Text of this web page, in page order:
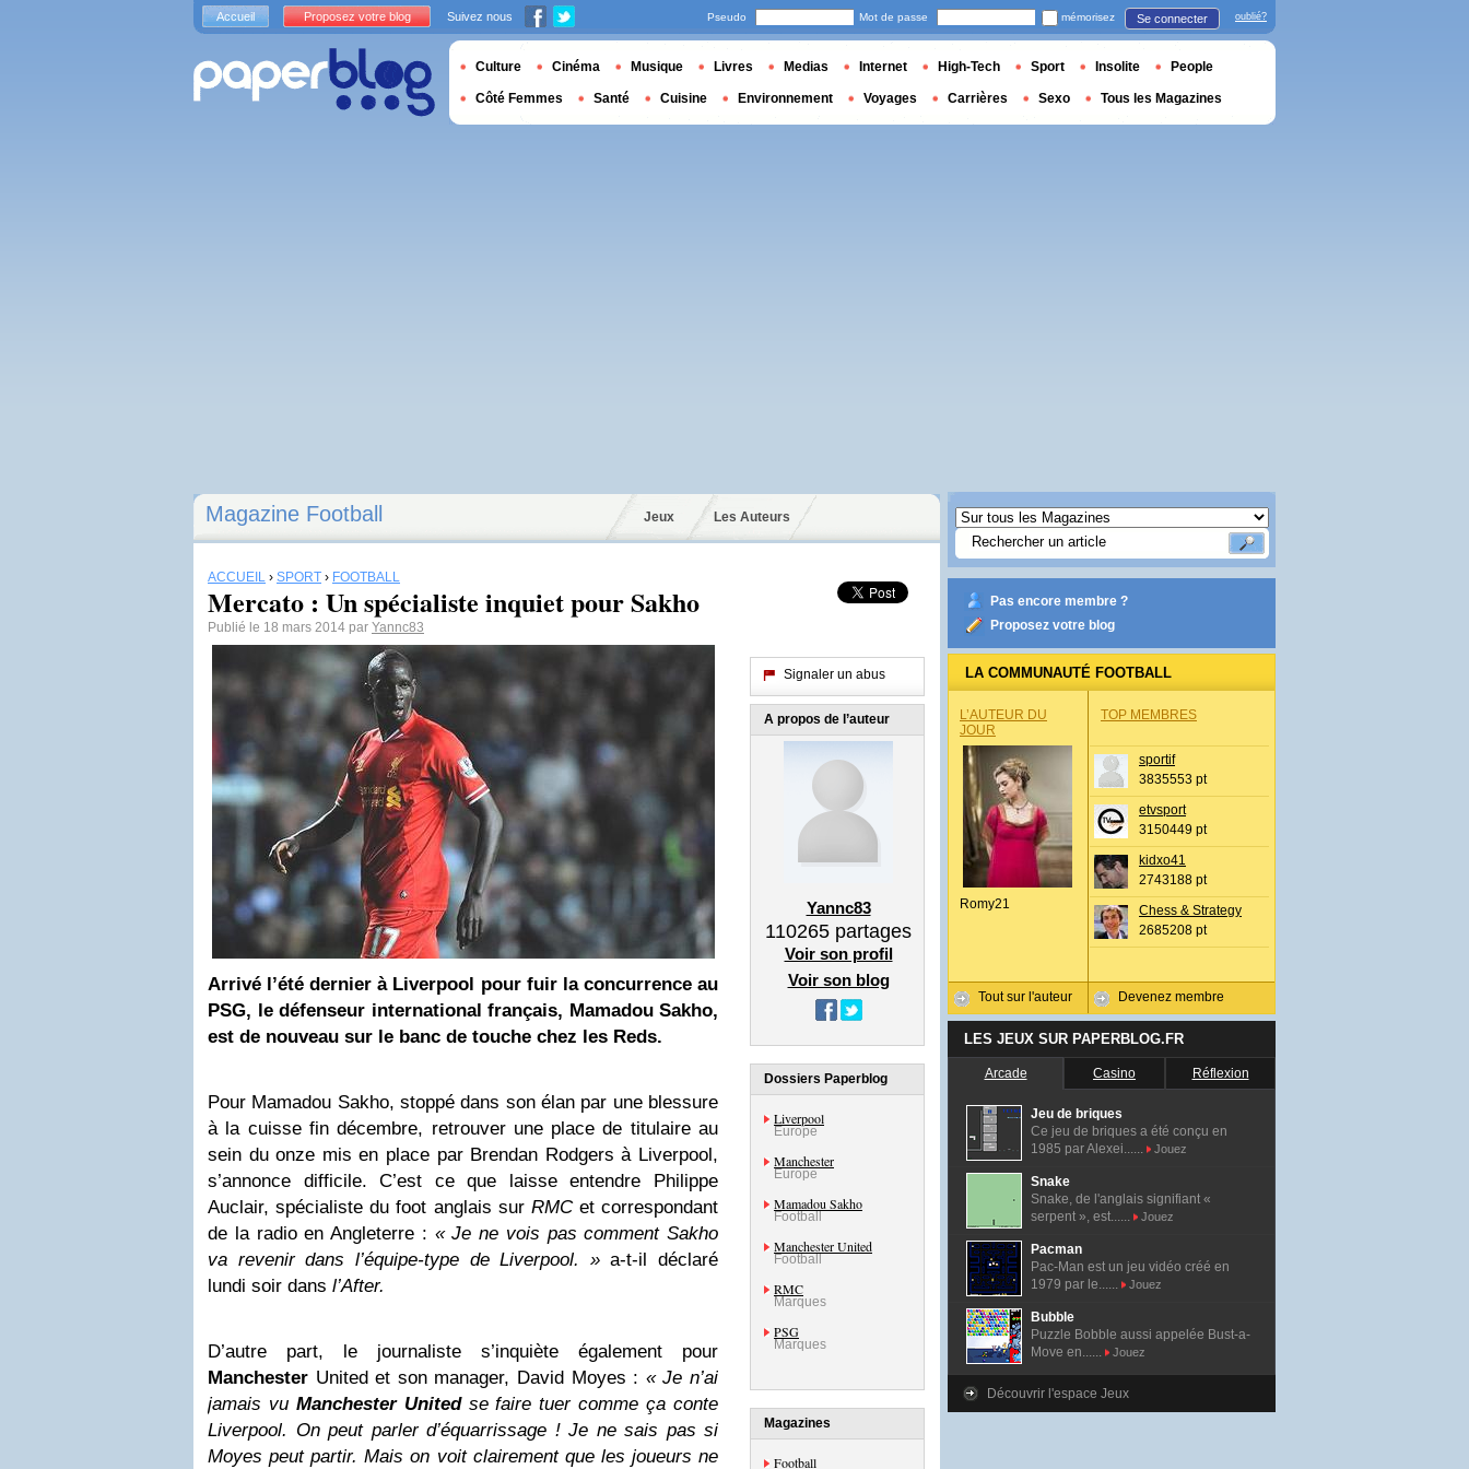
Magazine Football Jeux Les Auteurs
ACCUEIL › SPORT › FOOTBALL
Mercato : Un spécialiste inquiet pour Sakho
Publié le 18 mars 2014 par Yannc83
Arrivé l’été dernier à Liverpool pour fuir la concurrence au
PSG, le défenseur international français, Mamadou Sakho,
est de nouveau sur le banc de touche chez les Reds.
Pour Mamadou Sakho, stoppé dans son élan par une blessure
à la cuisse fin décembre, retrouver une place de titulaire au
sein du onze mis en place par Brendan Rodgers à Liverpool,
s’annonce difficile. C’est ce que laisse entendre Philippe
Auclair, spécialiste du foot anglais sur RMCet correspondant
de la radio en Angleterre : « Je ne vois pas comment Sakho
va revenir dans l’équipe-type de Liverpool. »a-t-il déclaré
lundi soir dans l’After.
D’autre part, le journaliste s’inquiète également pour
Manchester United et son manager, David Moyes : « Je n’ai
jamais vu Manchester Unitedse faire tuer comme ça conte
Liverpool. On peut parler d’équarrissage ! Je ne sais pas si
Moyes peut partir. Mais on voit clairement que les joueurs ne
Signaler un abus
A propos de l’auteur
Yannc83
110265 partages
Voir son profil
Voir son blog
Dossiers Paperblog
Liverpool
Europe
Manchester
Europe
Mamadou Sakho
Football
Manchester United
Football
RMC
Marques
PSG
Marques
Magazines
Football
Pas encore membre ?
Proposez votre blog
LA COMMUNAUTÉ FOOTBALL
L’AUTEUR DU
JOUR
Romy21
Tout sur l'auteur
TOP MEMBRES
sportif
3835553 pt
etvsport
3150449 pt
kidxo41
2743188 pt
Chess & Strategy
2685208 pt
Devenez membre
LES JEUX SUR PAPERBLOG.FR
Arcade Casino Réflexion
Jeu de briques
Ce jeu de briques a été conçu en
1985 par Alexei......
Jouez
Snake
Snake, de l'anglais signifiant «
serpent », est......
Jouez
Pacman
Pac-Man est un jeu vidéo créé en
1979 par le......
Jouez
Bubble
Puzzle Bobble aussi appelée Bust-a-
Move en......
Jouez
Découvrir l'espace Jeux
Accueil Proposez votre blog Suivez nous Pseudo Mot de passe mémorisez Se connecter oublié?
Culture Cinéma Musique Livres Medias Internet High-Tech Sport Insolite People
Côté Femmes Santé Cuisine Environnement Voyages Carrières Sexo Tous les Magazines